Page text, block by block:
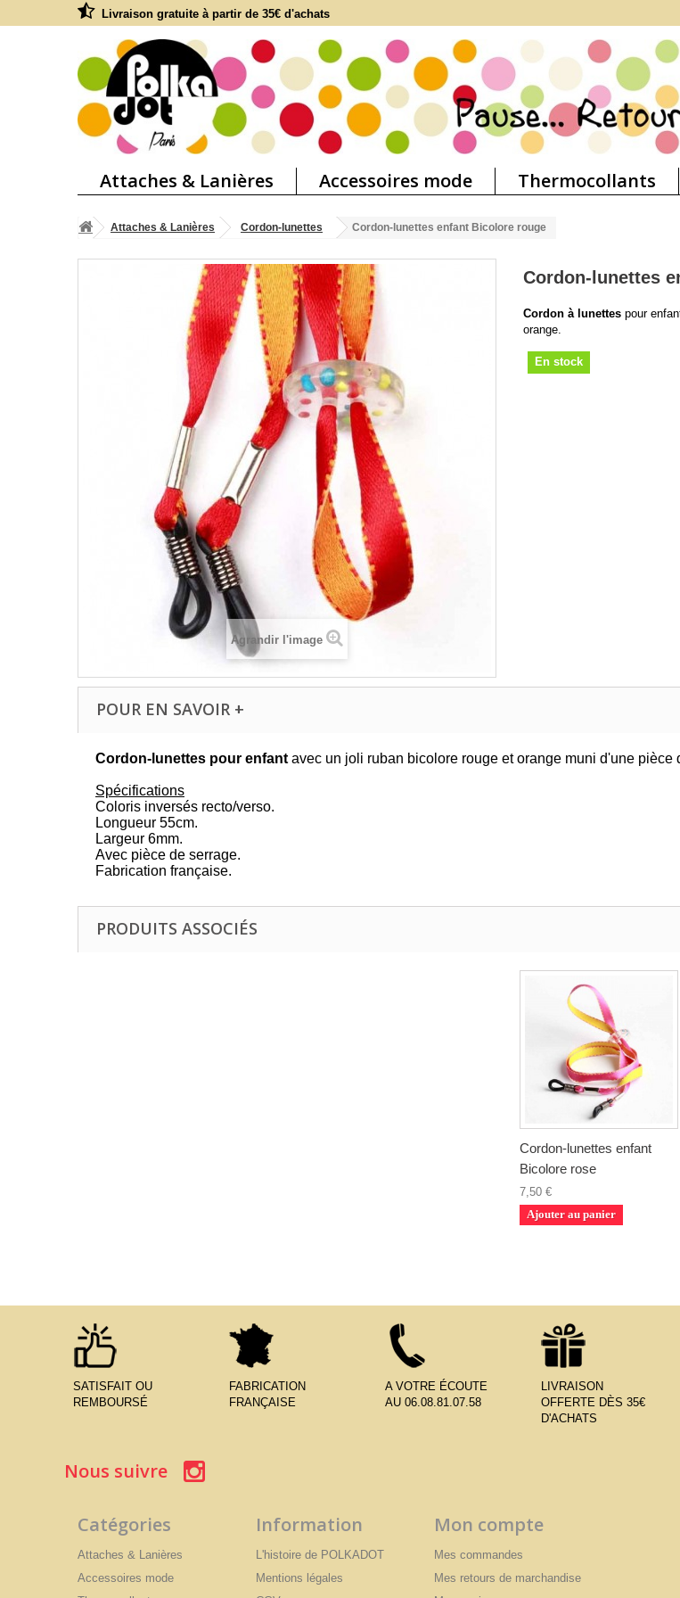
Livraison gratuite à partir de 35€ d'achats
Attaches & Lanières Accessoires mode Thermocollants
Attaches & Lanières Cordon-lunettes Cordon-lunettes enfant Bicolore rouge
Agrandir l'image
Cordon-lunettes
Cordon à lunettes pour
orange.
En stock
POUR EN SAVOIR +
Cordon-lunettes pour enfantavec un joli ruban bicolore rouge et orange muni d'une pièce
Spécifications
Coloris inversés recto/verso.
Longueur 55cm.
Largeur 6mm.
Avec pièce de serrage.
Fabrication française.
PRODUITS ASSOCIÉS
Cordon-lunettes enfant
Bicolore rose
7,50 €
Ajouter au panier
SATISFAIT OU
REMBOURSÉ
FABRICATION
FRANÇAISE
A VOTRE ÉCOUTE
AU 06.08.81.07.58
LIVRAISON
OFFERTE DÈS 35€
D'ACHATS
Nous suivre
Catégories
Attaches & Lanières
Accessoires mode
Information
L'histoire de POLKADOT
Mentions légales
Mon compte
Mes commandes
Mes retours de marchandise